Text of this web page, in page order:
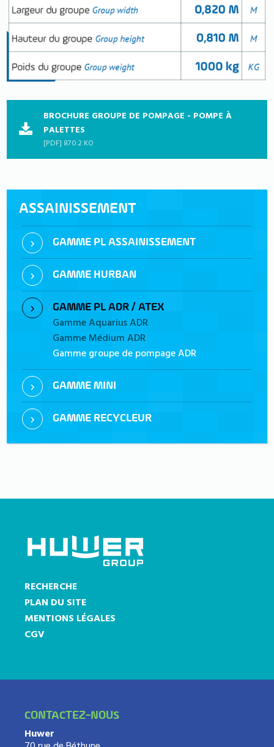
BROCHURE GROUPE DE POMPAGE - POMPE À
PALETTES
[PDF] 870.2 KO
ASSAINISSEMENT
GAMME PL ASSAINISSEMENT
GAMME HURBAN
GAMME PL ADR / ATEX
Gamme Aquarius ADR
Gamme Médium ADR
Gamme groupe de pompage ADR
GAMME MINI
GAMME RECYCLEUR
RECHERCHE
PLAN DU SITE
MENTIONS LÉGALES
CGV
CONTACTEZ-NOUS
Huwer